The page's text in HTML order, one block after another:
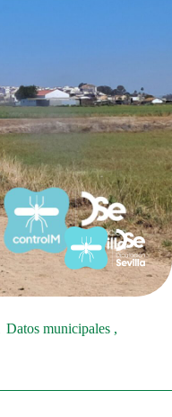
Datos municipales